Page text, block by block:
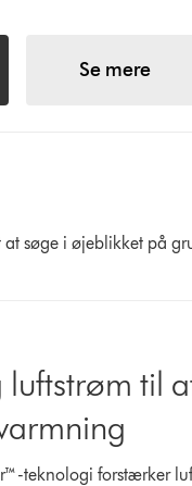
Se mere
søge i øjeblikket på
luftstrøm til
teknologi forstærker